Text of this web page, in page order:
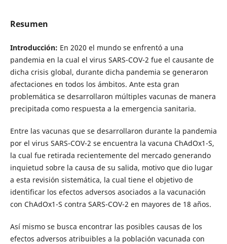
Resumen
Introducción: En 2020 el mundo se enfrentó a una
pandemia en la cual el virus SARS-COV-2 fue el causante de
dicha crisis global, durante dicha pandemia se generaron
afectaciones en todos los ámbitos. Ante esta gran
problemática se desarrollaron múltiples vacunas de manera
precipitada como respuesta a la emergencia sanitaria.
Entre las vacunas que se desarrollaron durante la pandemia
por el virus SARS-COV-2 se encuentra la vacuna ChAdOx1-S,
la cual fue retirada recientemente del mercado generando
inquietud sobre la causa de su salida, motivo que dio lugar
a esta revisión sistemática, la cual tiene el objetivo de
identificar los efectos adversos asociados a la vacunación
con ChAdOx1-S contra SARS-COV-2 en mayores de 18 años.
Así mismo se busca encontrar las posibles causas de los
efectos adversos atribuibles a la población vacunada con